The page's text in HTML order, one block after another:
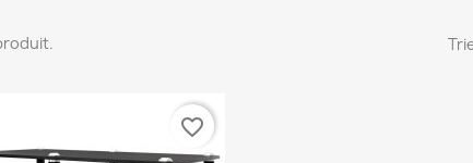
favorite_border